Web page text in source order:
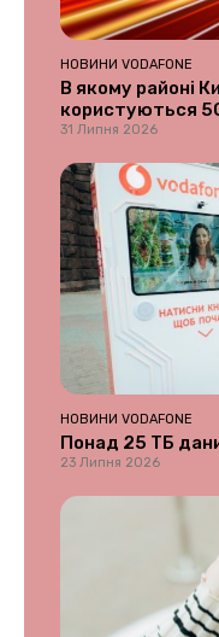
НОВИНИ VODAFONE
В якому районі
користуються
31 Липня 2026
НОВИНИ VODAFONE
Понад 25 ТБ
23 Липня 2026